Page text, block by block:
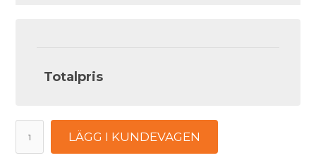
Totalpris
LÄGG I KUNDEVAGEN